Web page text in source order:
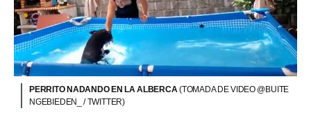
PERRITO NADANDO EN LA ALBERCA(TOMADA DE VIDEO @BUITE
NGEBIEDEN_ / TWITTER)